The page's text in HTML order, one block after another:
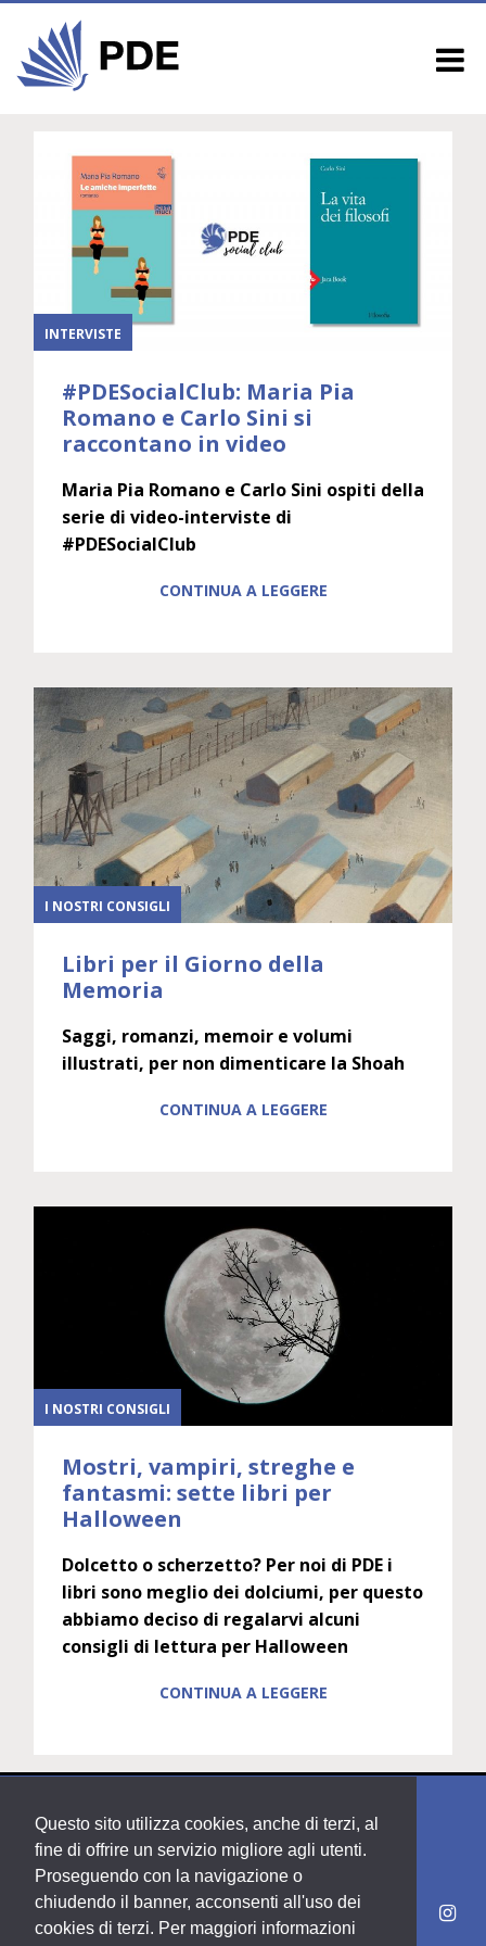
Questo sito utilizza cookies, anche di terzi, al
fine di offrire un servizio migliore agli utenti.
Proseguendo con la navigazione o
chiudendo il banner, acconsenti all'uso dei
cookies di terzi. Per maggiori informazioni
INTERVISTE
#PDESocialClub: Maria Pia
Romano e Carlo Sini si
raccontano in video
Maria Pia Romano e Carlo Sini ospiti della
serie di video-interviste di
#PDESocialClub
CONTINUA A LEGGERE
I NOSTRI CONSIGLI
Libri per il Giorno della
Memoria
Saggi, romanzi, memoir e volumi
illustrati, per non dimenticare la Shoah
CONTINUA A LEGGERE
I NOSTRI CONSIGLI
Mostri, vampiri, streghe e
fantasmi: sette libri per
Halloween
Dolcetto o scherzetto? Per noi di PDE i
libri sono meglio dei dolciumi, per questo
abbiamo deciso di regalarvi alcuni
consigli di lettura per Halloween
CONTINUA A LEGGERE